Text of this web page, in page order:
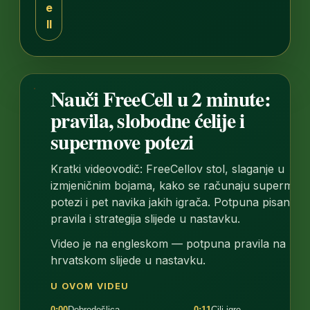
e
ll
Nauči FreeCell u 2 minute:
pravila, slobodne ćelije i
supermove potezi
Kratki videovodič: FreeCellov stol, slaganje u
izmjeničnim bojama, kako se računaju
potezi i pet navika jakih igrača. Potpuna pisana
pravila i strategija slijede u nastavku.
Video je na engleskom — potpuna pravila na
hrvatskom slijede u nastavku.
1:56
U OVOM VIDEU